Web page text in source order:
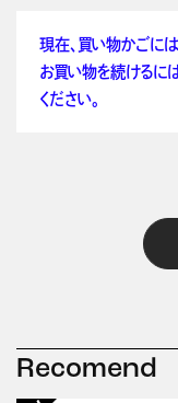
現在、買い物かごに
お買い物を続けるに
ください。
Recomend